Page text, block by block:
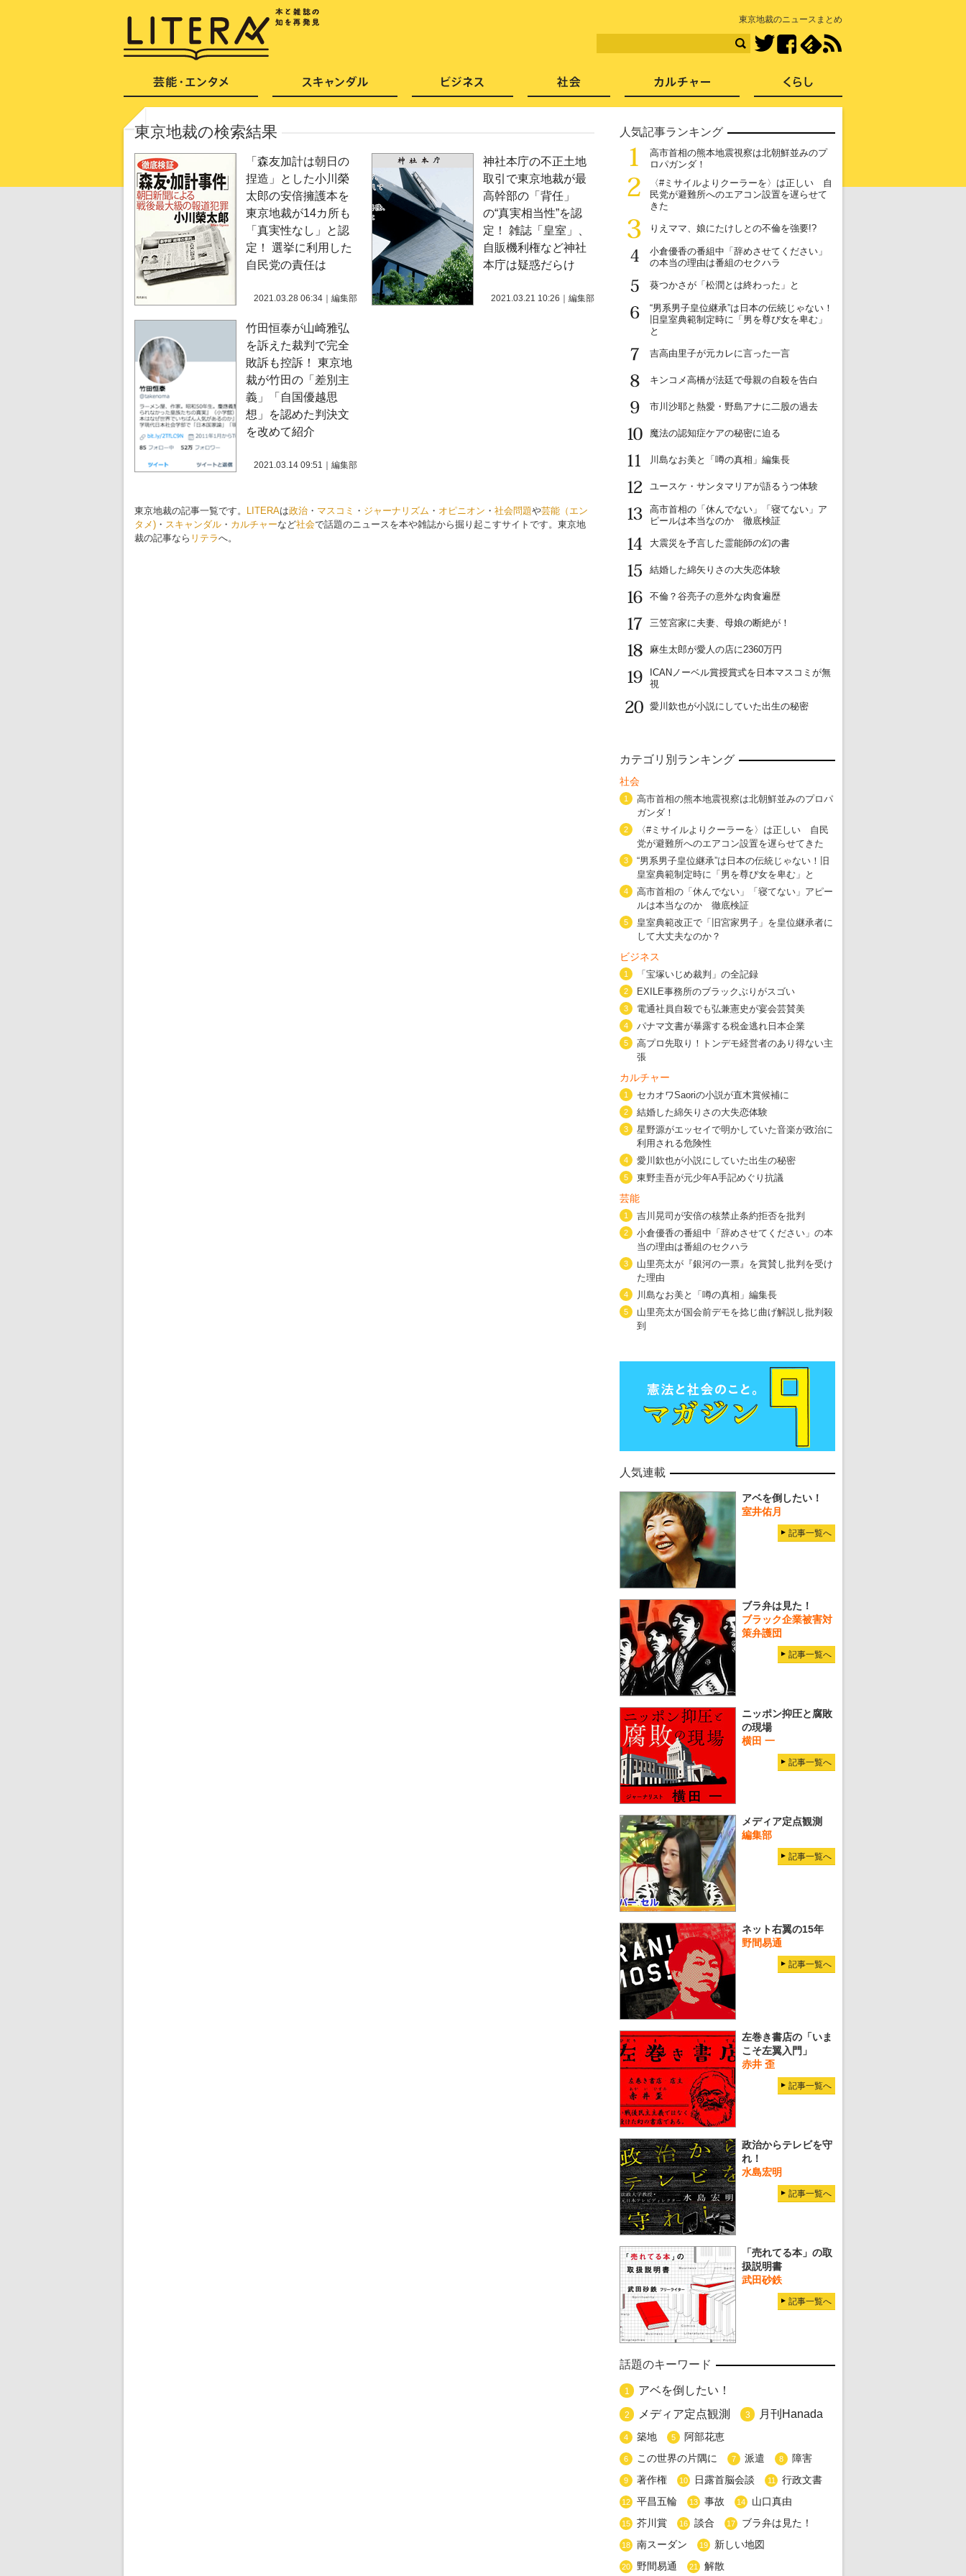
東京地裁のニュースまとめ
TwitterFacebook
東京地裁の検索結果
「森友加計は朝日の
捏造」とした小川榮
太郎の安倍擁護本を
東京地裁が14カ所も
「真実性なし」と認
定！ 選挙に利用した
自民党の責任は
2021.03.28 06:34 編集部
神社本庁の不正土地
取引で東京地裁が最
高幹部の「背任」
の“真実相当性”を認
定！ 雑誌「皇室」、
自販機利権など神社
本庁は疑惑だらけ
2021.03.21 10:26 編集部
竹田恒泰が山崎雅弘
を訴えた裁判で完全
敗訴も控訴！ 東京地
裁が竹田の「差別主
義」「自国優越思
想」を認めた判決文
を改めて紹介
2021.03.14 09:51 編集部
東京地裁の記事一覧です。 LITERAは政治 ・ マスコミ ・ ジャーナリズム ・ オピニオン ・ 社会問題や芸能（エン
タメ) ・ スキャンダル ・ カルチャーなど社会で話題のニュースを本や雑誌から掘り起こすサイトです。東京地
裁の記事なら リテラへ。
人気記事ランキング
1
高市首相の熊本地震視察は北朝鮮並みのプ
ロパガンダ！
2
〈#ミサイルよりクーラーを〉は正しい 自
民党が避難所へのエアコン設置を遅らせて
きた
3
りえママ、娘にたけしとの不倫を強要!?
4
小倉優香の番組中「辞めさせてください」
の本当の理由は番組のセクハラ
5
葵つかさが「松潤とは終わった」と
6
“男系男子皇位継承”は日本の伝統じゃない！
旧皇室典範制定時に「男を尊び女を卑む」
と
7
吉高由里子が元カレに言った一言
8
キンコメ高橋が法廷で母親の自殺を告白
9
市川沙耶と熱愛・野島アナに二股の過去
10
魔法の認知症ケアの秘密に迫る
11
川島なお美と「噂の真相」編集長
12
ユースケ・サンタマリアが語るうつ体験
13
高市首相の「休んでない」「寝てない」ア
ピールは本当なのか 徹底検証
14
大震災を予言した霊能師の幻の書
15
結婚した綿矢りさの大失恋体験
16
不倫？谷亮子の意外な肉食遍歴
17
三笠宮家に夫妻、母娘の断絶が！
18
麻生太郎が愛人の店に2360万円
19
ICANノーベル賞授賞式を日本マスコミが無
視
20
愛川欽也が小説にしていた出生の秘密
カテゴリ別ランキング
社会
1
高市首相の熊本地震視察は北朝鮮並みのプロパ
ガンダ！
2
〈#ミサイルよりクーラーを〉は正しい 自民
党が避難所へのエアコン設置を遅らせてきた
3
“男系男子皇位継承”は日本の伝統じゃない！旧
皇室典範制定時に「男を尊び女を卑む」と
4
高市首相の「休んでない」「寝てない」アピー
ルは本当なのか 徹底検証
5
皇室典範改正で「旧宮家男子」を皇位継承者に
して大丈夫なのか？
ビジネス
1 「宝塚いじめ裁判」の全記録
2 EXILE事務所のブラックぶりがスゴい
3 電通社員自殺でも弘兼憲史が宴会芸賛美
4 パナマ文書が暴露する税金逃れ日本企業
5
高プロ先取り！トンデモ経営者のあり得ない主
張
カルチャー
1 セカオワSaoriの小説が直木賞候補に
2 結婚した綿矢りさの大失恋体験
3
星野源がエッセイで明かしていた音楽が政治に
利用される危険性
4 愛川欽也が小説にしていた出生の秘密
5 東野圭吾が元少年A手記めぐり抗議
芸能
1 吉川晃司が安倍の核禁止条約拒否を批判
2
小倉優香の番組中「辞めさせてください」の本
当の理由は番組のセクハラ
3
山里亮太が『銀河の一票』を賞賛し批判を受け
た理由
4 川島なお美と「噂の真相」編集長
5
山里亮太が国会前デモを捻じ曲げ解説し批判殺
到
人気連載
アベを倒したい！
室井佑月
記事一覧へ
ブラ弁は見た！
ブラック企業被害対
策弁護団
記事一覧へ
ニッポン抑圧と腐敗
の現場
横田 一
記事一覧へ
メディア定点観測
編集部
記事一覧へ
ネット右翼の15年
野間易通
記事一覧へ
左巻き書店の「いま
こそ左翼入門」
赤井 歪
記事一覧へ
政治からテレビを守
れ！
水島宏明
記事一覧へ
「売れてる本」の取
扱説明書
武田砂鉄
記事一覧へ
話題のキーワード
1 アベを倒したい！
2 メディア定点観測 3 月刊Hanada
4 築地 5 阿部花恵
6 この世界の片隅に 7 派遣 8 障害
9 著作権 10 日露首脳会談 11 行政文書
12 平昌五輪 13 事故 14 山口真由
15 芥川賞 16 談合 17 ブラ弁は見た！
18 南スーダン 19 新しい地図
20 野間易通 21 解散
芸能・エンタメ スキャンダル 社会